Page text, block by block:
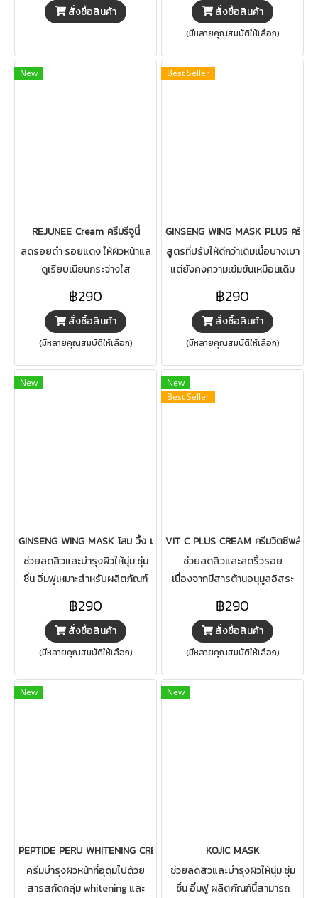
ผิวแลดูกระจ่างใส เรียบเนียน และ
สั่งซื้อสินค้า สั่งซื้อสินค้า
(มีหลายคุณสมบัติให้เลือก)
New
REJUNEE Cream ครีมรีจูนี่
ลดรอยดำ รอยแดง ให้ผิวหน้าแล
ดูเรียบเนียนกระจ่างใส
฿290
สั่งซื้อสินค้า
(มีหลายคุณสมบัติให้เลือก)
Best Seller
GINSENG WING MASK PLUS ครีม
สูตรที่ปรับให้ดีกว่าเดิมเนื้อบางเบา
แต่ยังคงความเข้มข้นเหมือนเดิม
฿290
สั่งซื้อสินค้า
(มีหลายคุณสมบัติให้เลือก)
New
GINSENG WING MASK โสม วิ้ง มาส์ก
ช่วยลดสิวและบำรุงผิวให้นุ่ม ชุ่ม
ชื่น อิ่มฟูเหมาะสำหรับผลิตภัณฑ์
บำรุงผิว นอกจากนี้ยังมีฤทธิ์ฆ่าเชื้อ
แบคทีเรียอ่อนๆ จึงช่วยลดการ
เกิดสิวได้ กระตุ้นการสร้าง
Elastin และ Collagen ใต้ผิวหนัง
฿290
สั่งซื้อสินค้า
(มีหลายคุณสมบัติให้เลือก)
New
Best Seller
VIT C PLUS CREAM ครีมวิตซีพลัส
ช่วยลดสิวและลดริ้วรอย
เนื่องจากมีสารต้านอนุมูลอิสระ
และช่วยให้ผิวกระจ่างใส
฿290
สั่งซื้อสินค้า
(มีหลายคุณสมบัติให้เลือก)
New
PEPTIDE PERU WHITENING CREAM เปปไทด์ เปรู ไวท์เทนนิ่ง ครีม
ครีมบำรุงผิวหน้าที่อุดมไปด้วย
สารสกัดกลุ่ม whitening และ
New
KOJIC MASK
ช่วยลดสิวและบำรุงผิวให้นุ่ม ชุ่ม
ชื่น อิ่มฟู ผลิตภัณฑ์นี้สามารถ